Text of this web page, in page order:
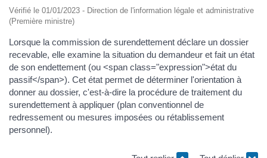
Vérifié le 01/01/2023 - Direction de l'information légale et administrative
(Première ministre)
Lorsque la commission de surendettement déclare un dossier
recevable, elle examine la situation du demandeur et fait un état
de son endettement (ou <span class="expression">état du
passif</span>). Cet état permet de déterminer l'orientation à
donner au dossier, c'est-à-dire la procédure de traitement du
surendettement à appliquer (plan conventionnel de
redressement ou mesures imposées ou rétablissement
personnel).